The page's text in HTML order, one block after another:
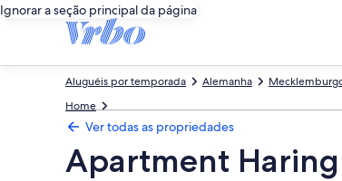
Ignorar a seção principal da página
Alemanha
Aluguéis por temporada
Home
Ver todas as propriedades
Apartment